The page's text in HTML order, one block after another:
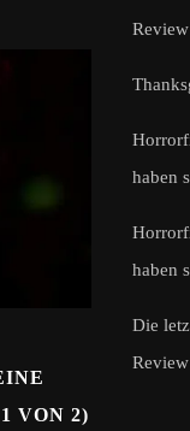
VON 2)
Review
haben
haben
Die
Review